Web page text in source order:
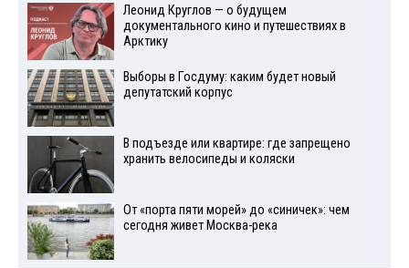
Леонид Круглов — о будущем
документального кино и путешествиях в
Арктику
Выборы в Госдуму: каким будет новый
депутатский корпус
В подъезде или квартире: где запрещено
хранить велосипеды и коляски
От «порта пяти морей» до «синичек»: чем
сегодня живет Москва-река